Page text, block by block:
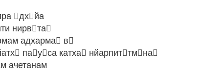
дхйа
нирвта
адхарма в
пауса катха нйарпиттмна
ачетанам